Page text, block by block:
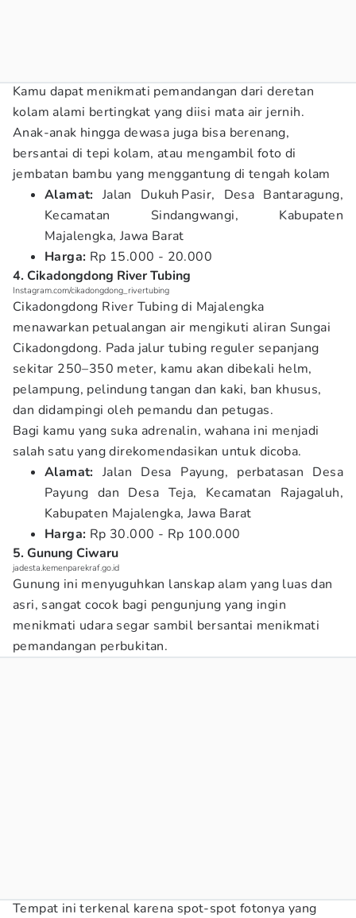
Kamu dapat menikmati pemandangan dari deretan
kolam alami bertingkat yang diisi mata air jernih.
Anak-anak hingga dewasa juga bisa berenang,
bersantai di tepi kolam, atau mengambil foto di
jembatan bambu yang menggantung di tengah kolam
Alamat: Jalan Dukuh Pasir, Desa Bantaragung,
Kecamatan Sindangwangi, Kabupaten
Majalengka, Jawa Barat
Harga: Rp 15.000 - 20.000
4. Cikadongdong River Tubing
Instagram.com/cikadongdong_rivertubing
Cikadongdong River Tubing di Majalengka
menawarkan petualangan air mengikuti aliran Sungai
Cikadongdong. Pada jalur tubing reguler sepanjang
sekitar 250–350 meter, kamu akan dibekali helm,
pelampung, pelindung tangan dan kaki, ban khusus,
dan didampingi oleh pemandu dan petugas.
Bagi kamu yang suka adrenalin, wahana ini menjadi
salah satu yang direkomendasikan untuk dicoba.
Alamat:Jalan Desa Payung, perbatasan Desa
Payung dan Desa Teja, Kecamatan Rajagaluh,
Kabupaten Majalengka, Jawa Barat
Harga: Rp 30.000 - Rp 100.000
5. Gunung Ciwaru
jadesta.kemenparekraf.go.id
Gunung ini menyuguhkan lanskap alam yang luas dan
asri, sangat cocok bagi pengunjung yang ingin
menikmati udara segar sambil bersantai menikmati
pemandangan perbukitan.
Tempat ini terkenal karena spot-spot fotonya yang